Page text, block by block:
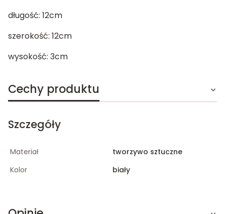
długość: 12cm
szerokość: 12cm
wysokość: 3cm
Cechy produktu
Szczegóły
Materiał
tworzywo sztuczne
Kolor
biały